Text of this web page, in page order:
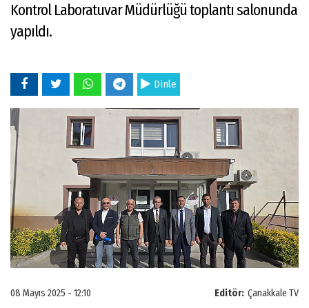
Kontrol Laboratuvar Müdürlüğü toplantı salonunda
yapıldı.
Dinle
Editör: Çanakkale TV
08 Mayıs 2025 - 12:10